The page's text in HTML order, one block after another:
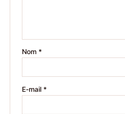
Nom *
E-mail *